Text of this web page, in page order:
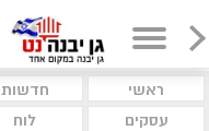
ראשי חדשות
עסקים
לוח